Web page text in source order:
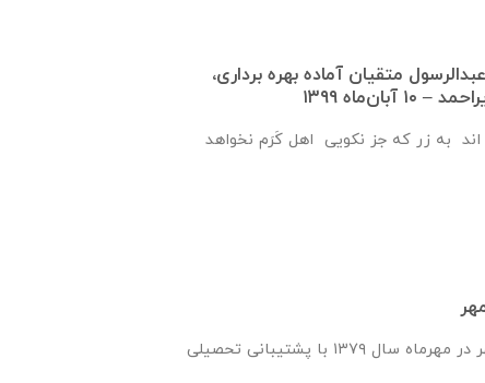
متقيان آماده بهره برداری،
۱۳۹۹
اند به زر که جز نکویی اهل کَرَم نخواهد
انجمن یاران دانش و مهر در مهرماه سال ۱۳۷۹ با پشتیبانی تحصیلی